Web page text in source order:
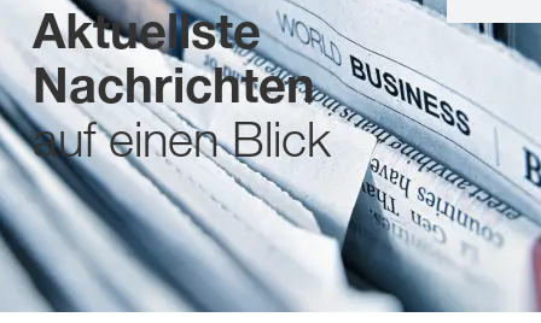
Aktuellste
Nachrichten
auf einen Blick